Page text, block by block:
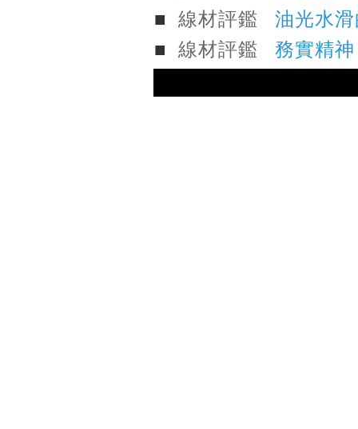
■ 線材評鑑 油光水
■ 線材評鑑 務實精